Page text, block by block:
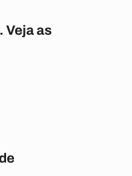
Veja as